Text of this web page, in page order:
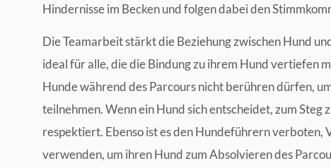
Hindernisse im Becken und folgen dabei den
Die Teamarbeit stärkt die Beziehung zwischen Hund
ideal für alle, die die Bindung zu ihrem Hund vertiefen
Hunde während des Parcours nicht berühren dürfen,
teilnehmen. Wenn ein Hund sich entscheidet, zum
respektiert. Ebenso ist es den Hundeführern verboten,
verwenden, um ihren Hund zum Absolvieren des